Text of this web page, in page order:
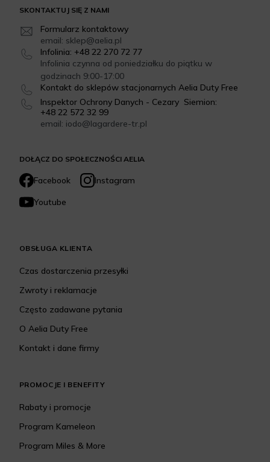
DOŁĄCZ DO SPOŁECZNOŚCI AELIA
Facebook
Instagram
Youtube
SKONTAKTUJ SIĘ Z NAMI
Formularz kontaktowy
email: sklep@aelia.pl
Infolinia: +48 22 270 72 77
Infolinia czynna od poniedziałku do piątku w
godzinach 9:00-17:00
Kontakt do sklepów stacjonarnych Aelia Duty Free
Inspektor Ochrony Danych - Cezary Siemion:
+48 22 572 32 99
email: iodo@lagardere-tr.pl
OBSŁUGA KLIENTA
Czas dostarczenia przesyłki
Zwroty i reklamacje
Często zadawane pytania
O Aelia Duty Free
Kontakt i dane firmy
PROMOCJE I BENEFITY
Rabaty i promocje
Program Kameleon
Program Miles & More